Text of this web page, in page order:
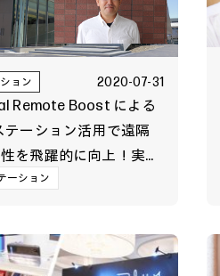
ョン 2020-07-31
Remote Boost による
テーション活用で遠隔
を飛躍的に向上！実証
新時代の授業形態と
ーション